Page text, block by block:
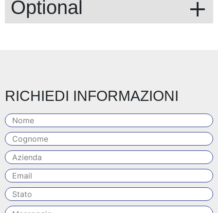
Optional
RICHIEDI INFORMAZIONI